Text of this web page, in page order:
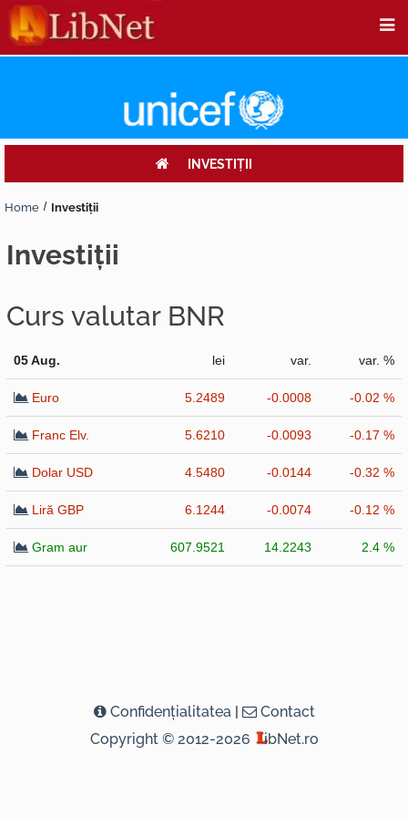
INVESTIŢII
Home Investiţii
investiţii
Curs valutar BNR
05 Aug. lei var. var. %
Euro 5.2489 -0.0008 -0.02 %
Franc Elv. 5.6210 -0.0093 -0.17 %
Dolar USD 4.5480 -0.0144 -0.32 %
Liră GBP 6.1244 -0.0074 -0.12 %
Gram aur 607.9521 14.2243 2.4 %
Confidenţialitatea |
Contact
Copyright © 2012-2026
ibNet.ro